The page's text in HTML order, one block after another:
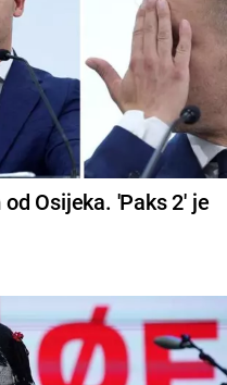
Osijeka. 'Paks 2' je